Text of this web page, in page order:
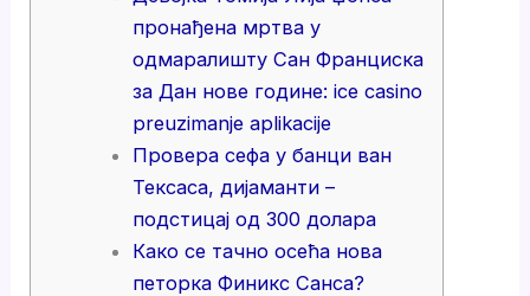
пронађена мртва у
одмаралишту Сан Франциска
за Дан нове године: ice casino
preuzimanje aplikacije
Провера сефа у банци ван
Тексаса, дијаманти –
подстицај од 300 долара
Како се тачно осећа нова
петорка Финикс Санса?